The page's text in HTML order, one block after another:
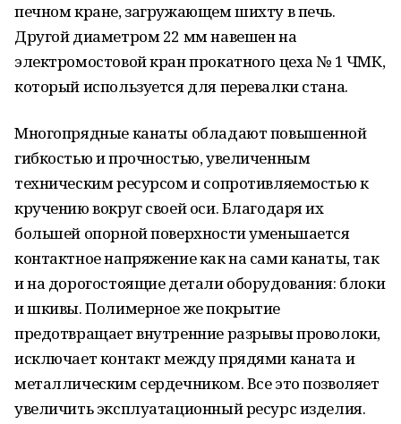
печном кране, загружающем шихту в печь.
Другой диаметром 22 мм навешен на
электромостовой кран прокатного цеха № 1 ЧМК,
который используется для перевалки стана.
Многопрядные канаты обладают повышенной
гибкостью и прочностью, увеличенным
техническим ресурсом и сопротивляемостью к
кручению вокруг своей оси. Благодаря их
большей опорной поверхности уменьшается
контактное напряжение как на сами канаты, так
и на дорогостоящие детали оборудования: блоки
и шкивы. Полимерное же покрытие
предотвращает внутренние разрывы проволоки,
исключает контакт между прядями каната и
металлическим сердечником. Все это позволяет
увеличить эксплуатационный ресурс изделия.